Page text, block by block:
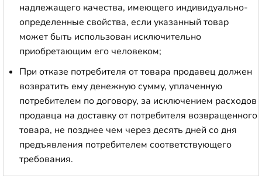
надлежащего качества, имеющего индивидуально-
определенные свойства, если указанный товар
может быть использован исключительно
приобретающим его человеком;
При отказе потребителя от товара продавец должен
возвратить ему денежную сумму, уплаченную
потребителем по договору, за исключением расходов
продавца на доставку от потребителя возвращенного
товара, не позднее чем через десять дней со дня
предъявления потребителем соответствующего
требования.